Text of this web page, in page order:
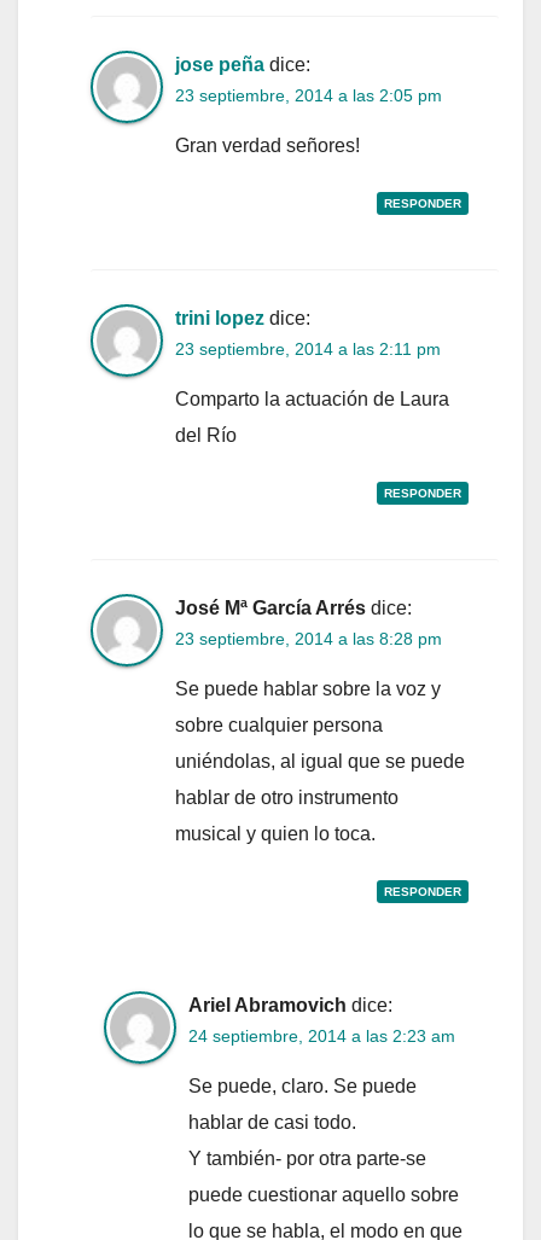
jose peña dice:
23 septiembre, 2014 a las 2:05 pm
Gran verdad señores!
RESPONDER
trini lopez dice:
23 septiembre, 2014 a las 2:11 pm
Comparto la actuación de Laura
del Río
RESPONDER
José Mª García Arrés dice:
23 septiembre, 2014 a las 8:28 pm
Se puede hablar sobre la voz y
sobre cualquier persona
uniéndolas, al igual que se puede
hablar de otro instrumento
musical y quien lo toca.
RESPONDER
Ariel Abramovich dice:
24 septiembre, 2014 a las 2:23 am
Se puede, claro. Se puede
hablar de casi todo.
Y también- por otra parte-se
puede cuestionar aquello sobre
lo que se habla, el modo en que